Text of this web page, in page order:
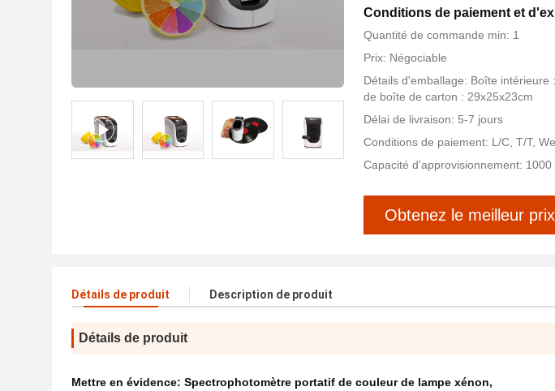
Conditions de paiement et
Quantité de commande min: 1
Prix: Négociable
Détails d'emballage: Boîte
de boîte de carton : 29x25x23cm
Délai de livraison: 5-7 jours
Conditions de paiement: L/C, T/T,
Capacité d'approvisionnement: 1000
Obtenez le meilleur prix
Détails de produit Description de produit
Détails de produit
Mettre en évidence: Spectrophotomètre portatif de couleur de lampe xénon,